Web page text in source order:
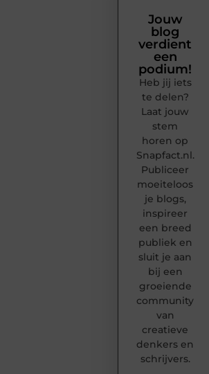
Jouw
blog
verdient
een
podium!
Heb jij iets
te delen?
Laat jouw
stem
horen op
Snapfact.nl.
Publiceer
moeiteloos
je blogs,
inspireer
een breed
publiek en
sluit je aan
bij een
groeiende
community
van
creatieve
denkers en
schrijvers.